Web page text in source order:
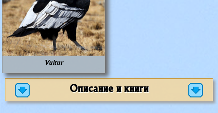
Vultur
Описание и книги